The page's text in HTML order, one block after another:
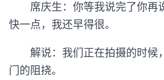
席庆生：你等我说完了你再
快一点，我还早得很。
解说：我们正在拍摄的时候
门的阻挠。